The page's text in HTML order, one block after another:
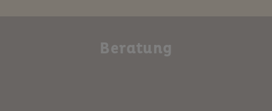
Beratung